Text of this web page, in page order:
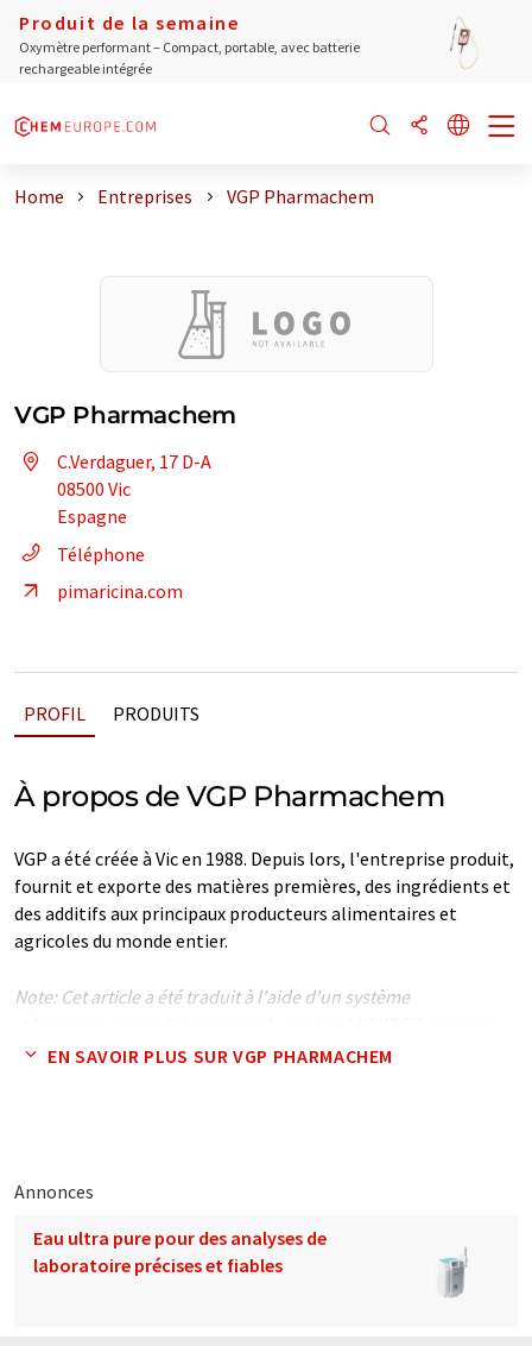
Produit de la semaine
Oxymètre performant – Compact, portable, avec batterie
rechargeable intégrée
Home Entreprises VGP Pharmachem
VGP Pharmachem
C.Verdaguer, 17 D-A
08500 Vic
Espagne
Téléphone
pimaricina.com
PROFIL PRODUITS
À propos de VGP Pharmachem
VGP a été créée à Vic en 1988. Depuis lors, l'entreprise produit,
fournit et exporte des matières premières, des ingrédients et
des additifs aux principaux producteurs alimentaires et
agricoles du monde entier.
Note: Cet article a été traduit à l'aide d'un système
ces traductions automatiques pour présenter un plus large
EN SAVOIR PLUS SUR VGP PHARMACHEM
Annonces
Eau ultra pure pour des analyses de
laboratoire précises et fiables